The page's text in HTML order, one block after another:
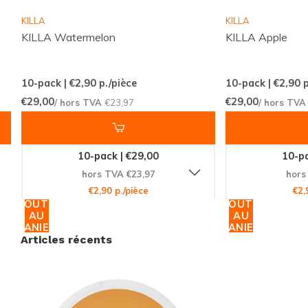
Le COCO Tropical Mango est un produit de la marque
SPECTRUMLEAF AB , un fabricant réputé pour son
engagement envers la qualité et l'innovation. Chaque
une expérience de nicotine cohérente et fiable à
chaque utilisation.
Choisissez Votre Intensité
produits qui répondent à votre désir d'une sensation
KILLA
KILLA Watermelon
10-pack | €2,90p./pièce
€29,00/ hors TVA €23,97
10-pack | €29,00
hors TVA €23,97
€2,90 p./pièce
AJOUTER
AU
PANIER
KILLA
KILLA Apple
10-pack | €2,90
€29,00/ hors
10-
hors
AJOUTER
AU
PANIER
Articles récents